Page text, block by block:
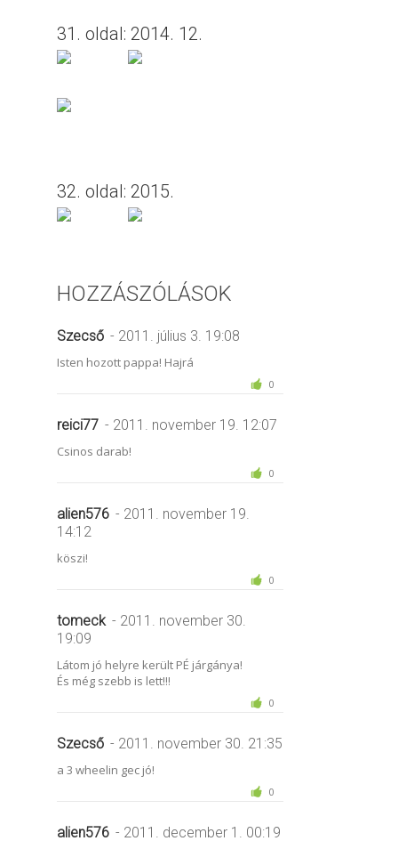
31. oldal: 2014. 12.
32. oldal: 2015.
HOZZÁSZÓLÁSOK
Szecső - 2011. július 3. 19:08
Isten hozott pappa! Hajrá
0
reici77 - 2011. november 19. 12:07
Csinos darab!
0
alien576 - 2011. november 19.
14:12
köszi!
0
tomeck - 2011. november 30.
19:09
Látom jó helyre került PÉ járgánya!
És még szebb is lett!!!
0
Szecső - 2011. november 30. 21:35
a 3 wheelin gec jó!
0
alien576 - 2011. december 1. 00:19